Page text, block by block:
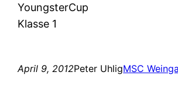
YoungsterCup
Klasse 1
April 9, 2012Peter UhligMSC